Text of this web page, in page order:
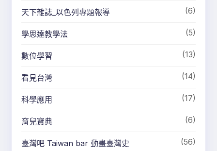
天下雜誌_以色列專題報導 (6)
學思達教學法 (5)
數位學習 (13)
看見台灣 (14)
科學應用 (17)
育兒寶典 (6)
臺灣吧 Taiwan bar 動畫臺灣史 (56)